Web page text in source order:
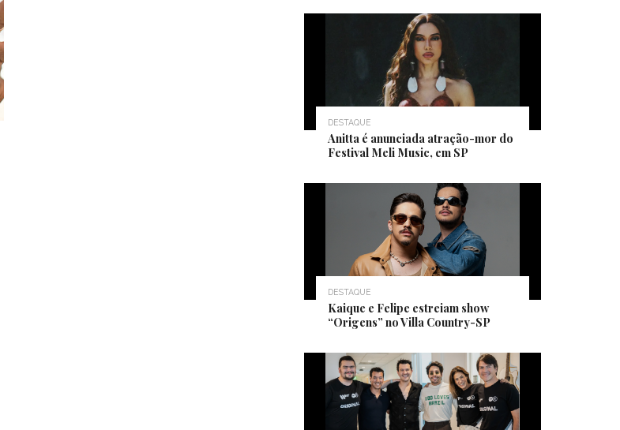
DESTAQUE
Anitta é anunciada atração-mor do
Festival Meli Music, em SP
DESTAQUE
Kaique e Felipe estreiam show
“Origens” no Villa Country-SP